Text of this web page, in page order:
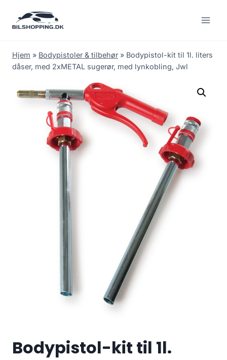
Hjem » Bodypistoler & tilbehør » Bodypistol-kit til 1l. liters
dåser, med 2xMETAL sugerør, med lynkobling, Jwl
Bodypistol-kit til 1l.